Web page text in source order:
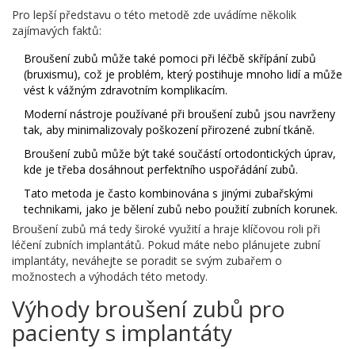
Pro lepší představu o této metodě zde uvádíme několik
zajímavých faktů:
Broušení zubů může také pomoci při léčbě skřípání zubů
(bruxismu), což je problém, který postihuje mnoho lidí a může
vést k vážným zdravotním komplikacím.
Moderní nástroje používané při broušení zubů jsou navrženy
tak, aby minimalizovaly poškození přirozené zubní tkáně.
Broušení zubů může být také součástí ortodontických úprav,
kde je třeba dosáhnout perfektního uspořádání zubů.
Tato metoda je často kombinována s jinými zubařskými
technikami, jako je bělení zubů nebo použití zubních korunek.
Broušení zubů má tedy široké využití a hraje klíčovou roli při
léčení zubních implantátů. Pokud máte nebo plánujete zubní
implantáty, neváhejte se poradit se svým zubařem o
možnostech a výhodách této metody.
Výhody broušení zubů pro
pacienty s implantáty